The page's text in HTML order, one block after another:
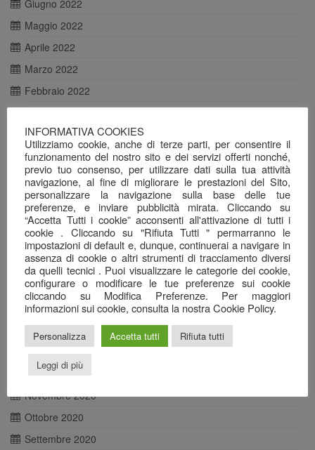
Giugno 2022
Maggio 2022
Aprile 2022
Marzo 2022
Febbraio 2022
Dicembre 2021
Novembre 2021
Ottobre 2021
Agosto 2021
Luglio 2021
Giugno 2021
Maggio 2021
Aprile 2021
Marzo 2021
Febbraio 2021
Gennaio 2021
Dicembre 2020
Novembre 2020
Ottobre 2020
Settembre 2020
INFORMATIVA COOKIES
Utilizziamo cookie, anche di terze parti, per consentire il
funzionamento del nostro sito e dei servizi offerti nonché,
previo tuo consenso, per utilizzare dati sulla tua attività
navigazione, al fine di migliorare le prestazioni del Sito,
personalizzare la navigazione sulla base delle tue
preferenze, e inviare pubblicità mirata. Cliccando su
“Accetta Tutti i cookie” acconsenti all'attivazione di tutti i
cookie . Cliccando su "Rifiuta Tutti " permarranno le
impostazioni di default e, dunque, continuerai a navigare in
assenza di cookie o altri strumenti di tracciamento diversi
da quelli tecnici . Puoi visualizzare le categorie dei cookie,
configurare o modificare le tue preferenze sui cookie
cliccando su Modifica Preferenze. Per maggiori
informazioni sui cookie, consulta la nostra Cookie Policy.
Personalizza Accetta tutti Rifiuta tutti
Leggi di più